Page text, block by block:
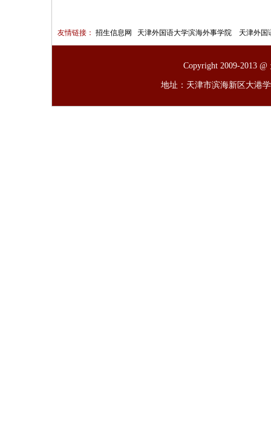
友情链接： 招生信息网 天津外国语大学滨海外事学院 天津外国
Copyright 2009-2013
地址：天津市滨海新区大港